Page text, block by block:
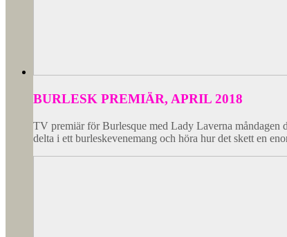
BURLESK PREMIÄR, APRIL 2018
TV premiär för Burlesque med Lady Laverna
delta i ett burleskevenemang och höra hur det skett en